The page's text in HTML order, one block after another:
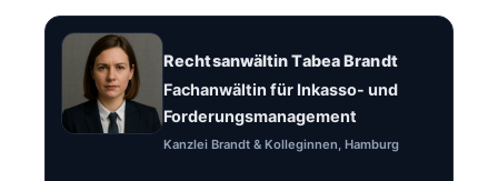
Rechtsanwältin Tabea Brandt
Fachanwältin für Inkasso- und
Forderungsmanagement
Kanzlei Brandt & Kolleginnen, Hamburg